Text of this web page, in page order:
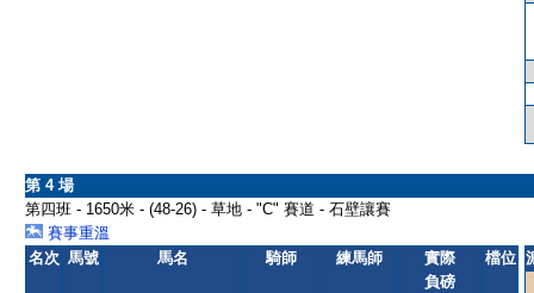
第 4 場
第四班 - 1650米 - (48-26) - 草地 - "C" 賽道 - 石壁讓賽
賽事重溫
名次 馬號 馬名 騎師 練馬師
實際
負磅
檔位